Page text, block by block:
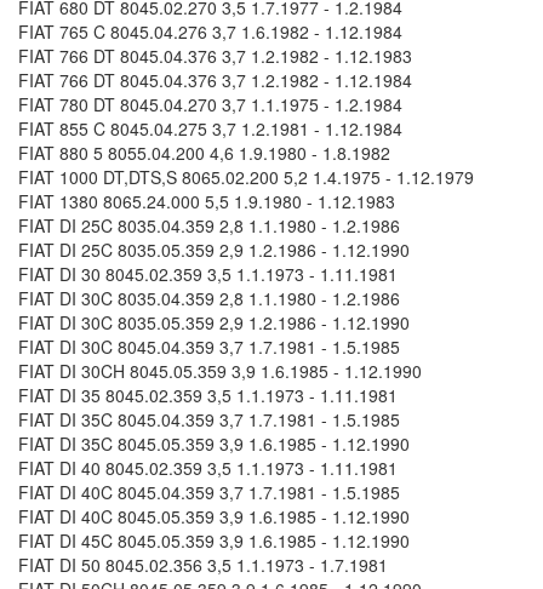
FIAT 680 DT 8045.02.270 3,5 1.7.1977 - 1.2.1984
FIAT 765 C 8045.04.276 3,7 1.6.1982 - 1.12.1984
FIAT 766 DT 8045.04.376 3,7 1.2.1982 - 1.12.1983
FIAT 766 DT 8045.04.376 3,7 1.2.1982 - 1.12.1984
FIAT 780 DT 8045.04.270 3,7 1.1.1975 - 1.2.1984
FIAT 855 C 8045.04.275 3,7 1.2.1981 - 1.12.1984
FIAT 880 5 8055.04.200 4,6 1.9.1980 - 1.8.1982
FIAT 1000 DT,DTS,S 8065.02.200 5,2 1.4.1975 - 1.12.1979
FIAT 1380 8065.24.000 5,5 1.9.1980 - 1.12.1983
FIAT DI 25C 8035.04.359 2,8 1.1.1980 - 1.2.1986
FIAT DI 25C 8035.05.359 2,9 1.2.1986 - 1.12.1990
FIAT DI 30 8045.02.359 3,5 1.1.1973 - 1.11.1981
FIAT DI 30C 8035.04.359 2,8 1.1.1980 - 1.2.1986
FIAT DI 30C 8035.05.359 2,9 1.2.1986 - 1.12.1990
FIAT DI 30C 8045.04.359 3,7 1.7.1981 - 1.5.1985
FIAT DI 30CH 8045.05.359 3,9 1.6.1985 - 1.12.1990
FIAT DI 35 8045.02.359 3,5 1.1.1973 - 1.11.1981
FIAT DI 35C 8045.04.359 3,7 1.7.1981 - 1.5.1985
FIAT DI 35C 8045.05.359 3,9 1.6.1985 - 1.12.1990
FIAT DI 40 8045.02.359 3,5 1.1.1973 - 1.11.1981
FIAT DI 40C 8045.04.359 3,7 1.7.1981 - 1.5.1985
FIAT DI 40C 8045.05.359 3,9 1.6.1985 - 1.12.1990
FIAT DI 45C 8045.05.359 3,9 1.6.1985 - 1.12.1990
FIAT DI 50 8045.02.356 3,5 1.1.1973 - 1.7.1981